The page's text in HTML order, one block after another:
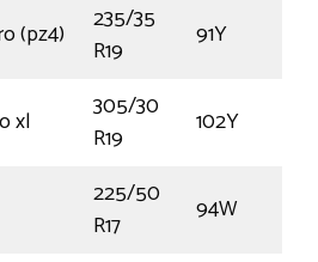
(pz4)
235/35
R19
91Y
xl
305/30
R19
102Y
225/50
R17
94W